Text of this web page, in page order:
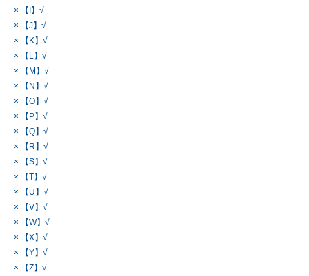
× 【I】√
× 【J】√
× 【K】√
× 【L】√
× 【M】√
× 【N】√
× 【O】√
× 【P】√
× 【Q】√
× 【R】√
× 【S】√
× 【T】√
× 【U】√
× 【V】√
× 【W】√
× 【X】√
× 【Y】√
× 【Z】√